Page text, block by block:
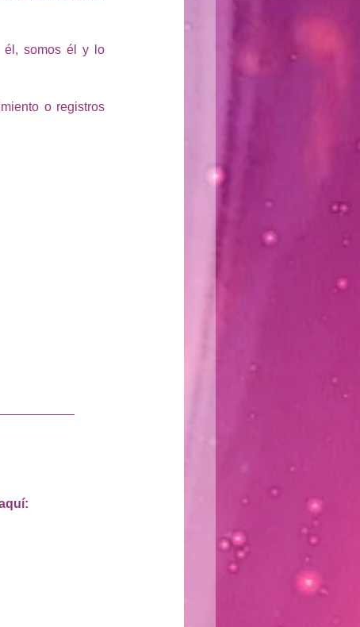
él, somos él y lo
o registros